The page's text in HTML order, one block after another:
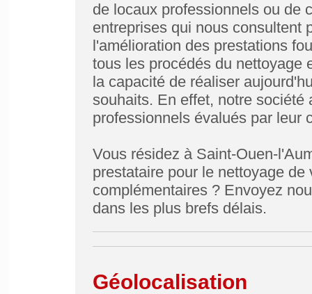
de locaux professionnels ou de
entreprises qui nous consultent
l'amélioration des prestations
tous les procédés du nettoyage
la capacité de réaliser
souhaits. En effet, notre
professionnels évalués par leur
Vous résidez à Saint-Ouen-
prestataire pour le nettoyage
complémentaires ? Envoyez
dans les plus brefs délais.
Géolocalisation